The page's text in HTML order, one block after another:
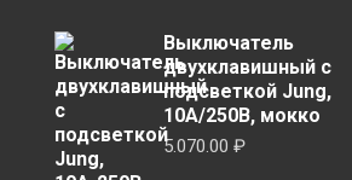
Выключатель
двухклавишный с
подсветкой Jung,
10А/250В, мокко
5.070.00 ₽